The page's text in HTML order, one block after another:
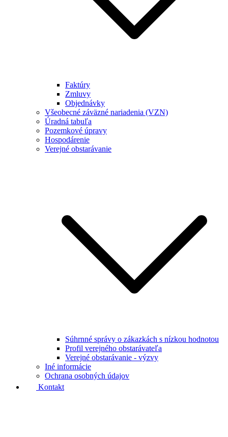
Faktúry
Zmluvy
Objednávky
Všeobecné záväzné nariadenia (VZN)
Úradná tabuľa
Pozemkové úpravy
Hospodárenie
Verejné obstarávanie
Súhrnné správy o zákazkách s nízkou hodnotou
Profil verejného obstarávateľa
Verejné obstarávanie - výzvy
Iné informácie
Ochrana osobných údajov
Kontakt